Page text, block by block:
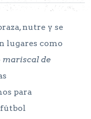
nutre y se
lugares como
mariscal de
para